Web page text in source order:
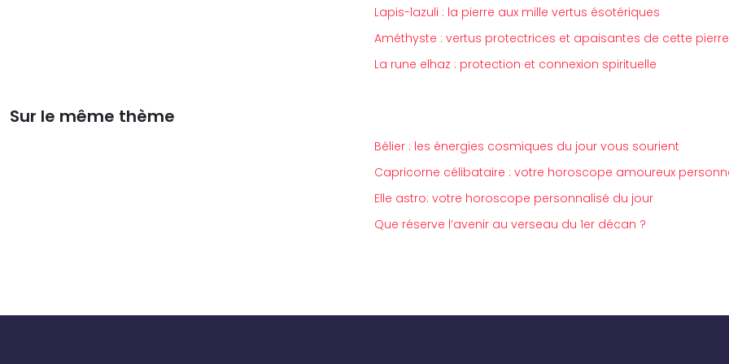
Lapis-lazuli : la pierre aux mille vertus ésotériques
Améthyste : vertus protectrices et apaisantes de cette pierre
La rune elhaz : protection et connexion spirituelle
Sur le même thème
Bélier : les énergies cosmiques du jour vous sourient
Capricorne célibataire : votre horoscope amoureux
Elle astro: votre horoscope personnalisé du jour
Que réserve l’avenir au verseau du 1er décan ?